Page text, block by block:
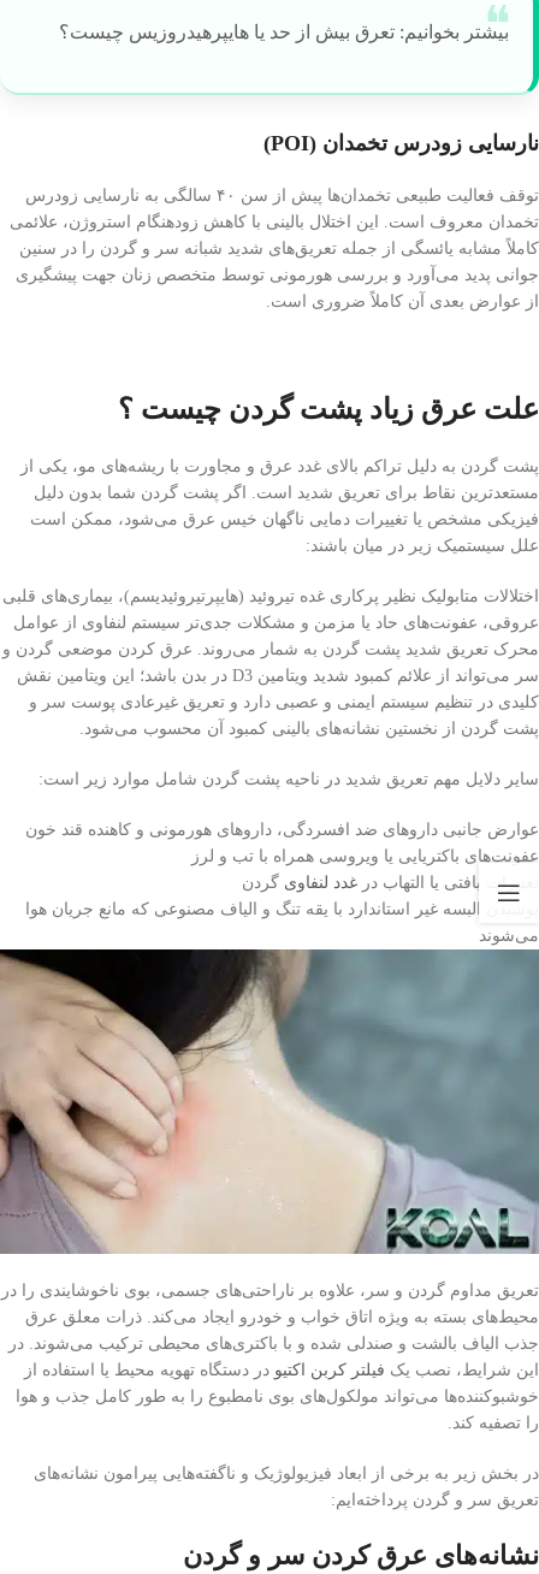
بیشتر بخوانیم: تعرق بیش از حد یا هایپرهیدروزیس چیست؟
نارسایی زودرس تخمدان (POI)
توقف فعالیت طبیعی تخمدان‌ها پیش از سن ۴۰ سالگی به نارسایی زودرس
تخمدان معروف است. این اختلال بالینی با کاهش زودهنگام استروژن، علائمی
کاملاً مشابه یائسگی از جمله تعریق‌های شدید شبانه سر و گردن را در سنین
جوانی پدید می‌آورد و بررسی هورمونی توسط متخصص زنان جهت پیشگیری
از عوارض بعدی آن کاملاً ضروری است.
علت عرق زیاد پشت گردن چیست ؟
پشت گردن به دلیل تراکم بالای غدد عرق و مجاورت با ریشه‌های مو، یکی از
مستعدترین نقاط برای تعریق شدید است. اگر پشت گردن شما بدون دلیل
فیزیکی مشخص یا تغییرات دمایی ناگهان خیس عرق می‌شود، ممکن است
علل سیستمیک زیر در میان باشند:
اختلالات متابولیک نظیر پرکاری غده تیروئید (هایپرتیروئیدیسم)، بیماری‌های قلبی
عروقی، عفونت‌های حاد یا مزمن و مشکلات جدی‌تر سیستم لنفاوی از عوامل
محرک تعریق شدید پشت گردن به شمار می‌روند. عرق کردن موضعی گردن و
سر می‌تواند از علائم کمبود شدید ویتامین D3 در بدن باشد؛ این ویتامین نقش
کلیدی در تنظیم سیستم ایمنی و عصبی دارد و تعریق غیرعادی پوست سر و
پشت گردن از نخستین نشانه‌های بالینی کمبود آن محسوب می‌شود.
سایر دلایل مهم تعریق شدید در ناحیه پشت گردن شامل موارد زیر است:
عوارض جانبی داروهای ضد افسردگی، داروهای هورمونی و کاهنده قند خون
عفونت‌های باکتریایی یا ویروسی همراه با تب و لرز
تغییرات بافتی یا التهاب در غدد لنفاوی گردن
پوشیدن البسه غیر استاندارد با یقه تنگ و الیاف مصنوعی که مانع جریان هوا
می‌شوند
تعریق مداوم گردن و سر، علاوه بر ناراحتی‌های جسمی، بوی ناخوشایندی را در
محیط‌های بسته به ویژه اتاق خواب و خودرو ایجاد می‌کند. ذرات معلق عرق
جذب الیاف بالشت و صندلی شده و با باکتری‌های محیطی ترکیب می‌شوند. در
این شرایط، نصب یک فیلتر کربن اکتیو در دستگاه تهویه محیط یا استفاده از
خوشبوکننده‌ها می‌تواند مولکول‌های بوی نامطبوع را به طور کامل جذب و هوا
را تصفیه کند.
در بخش زیر به برخی از ابعاد فیزیولوژیک و ناگفته‌هایی پیرامون نشانه‌های
تعریق سر و گردن پرداخته‌ایم:
نشانه‌های عرق کردن سر و گردن